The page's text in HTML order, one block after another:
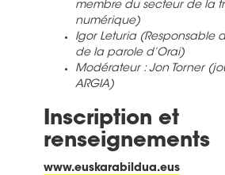
membre du secteur de la
numérique)
Igor Leturia (Responsable
de la parole d’Orai)
Modérateur : Jon Torner
ARGIA)
Inscription et
renseignements
www.euskarabildua.eus